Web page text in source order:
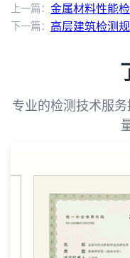
上一篇： 金属材料性能
下一篇： 高层建筑检测
专业的检测技术服